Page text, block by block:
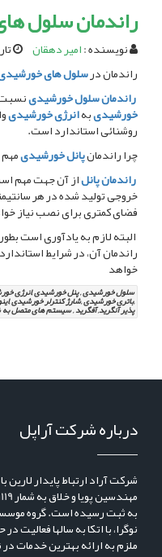
راندمان سلول
نویسنده :امیر دهقان
راندمان درسلول های
راندمان سلول خورشیدینسبت
خورشیدیبهانرژی خورشیدی
روشنائی استاندارد است.
چرا راندمانپانل خورشیدی
راندمان پانلاز آن جهت مهم
خروجی تولید شده در هر
فضای کمتری برای نصب نیاز
خواهد
سلول خورشیدی , پنل خورشیدی ,انرژی
,باتری خورشیدی ,شارژ کنترلر خورشیدی
پذیر آنگرید, آفگرید , سیستم های متصل
درباره شرکت آراپل
شرکت آراد ارتباط پایدار
به ثبت رسیده است. گروه
نوگرا، با اتکا به سالها
ملزم به ارائه بهترین خدمات